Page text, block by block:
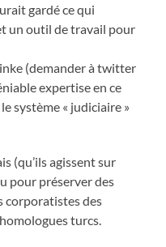
gardé ce qui
un outil de travail pour
(demander à twitter
expertise en ce
système « judiciaire »
(qu’ils agissent sur
pour préserver des
corporatistes des
turcs.